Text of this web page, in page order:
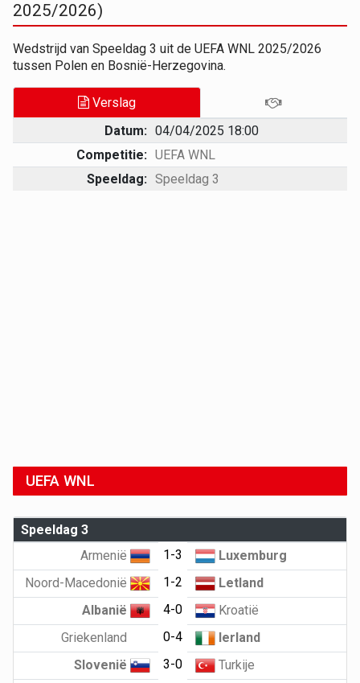
2025/2026)
Wedstrijd van Speeldag 3 uit de UEFA WNL 2025/2026
tussen Polen en Bosnië-Herzegovina.
Verslag
Datum: 04/04/2025 18:00
Competitie: UEFA WNL
Speeldag: Speeldag 3
UEFA WNL
Speeldag 3
Armenië
1-3
Luxemburg
Noord-Macedonië
1-2
Letland
Albanië
4-0
Kroatië
Griekenland
0-4
Ierland
Slovenië
3-0
Turkije